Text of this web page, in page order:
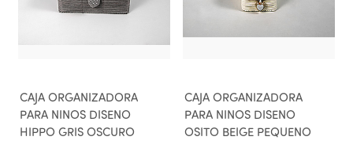
CAJA ORGANIZADORA
PARA NINOS DISENO
HIPPO GRIS OSCURO
CAJA ORGANIZADORA
PARA NINOS DISENO
OSITO BEIGE PEQUENO